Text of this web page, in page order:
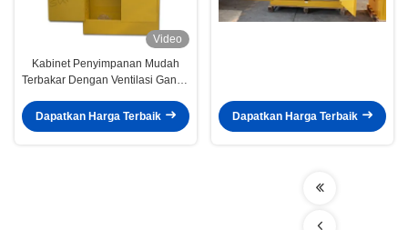
Video
Kabinet Penyimpanan Mudah
Terbakar Dengan Ventilasi Ganda
Dapatkan Harga Terbaik
Dapatkan Harga Terbaik